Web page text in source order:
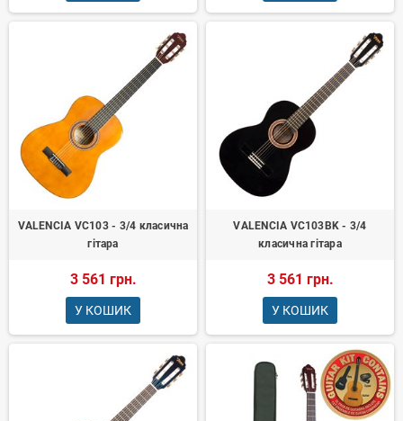
VALENCIA VC103 - 3/4 класична
гітара
3 561 грн.
У КОШИК
VALENCIA VC103BK - 3/4
класична гітара
3 561 грн.
У КОШИК